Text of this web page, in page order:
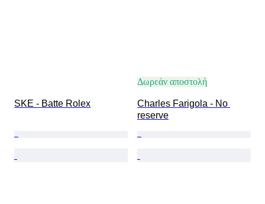
SKE - Batte Rolex
Δωρεάν αποστολή
Charles Farigola - No
reserve